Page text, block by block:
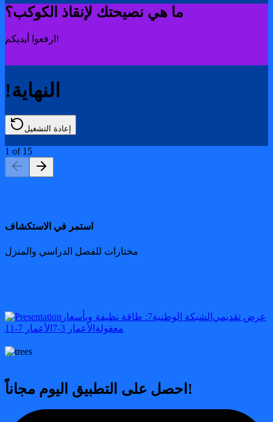
ما هي نصيحتك لإنقاذ الكوكب؟
ارفعوا أيديكم!
!النهاية
إعادة التشغيل
1 of 15
استمر في الاستكشاف
مختارات للفصل الدراسي والمنزل
عرض تقديمي الشبكة الوطنية 7: طاقة نظيفة وبأسعار
معقولة الأعمار 3-7 الأعمار 7-11
احصل على التطبيق اليوم مجاناً!